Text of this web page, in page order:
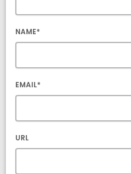
NAME*
EMAIL*
URL